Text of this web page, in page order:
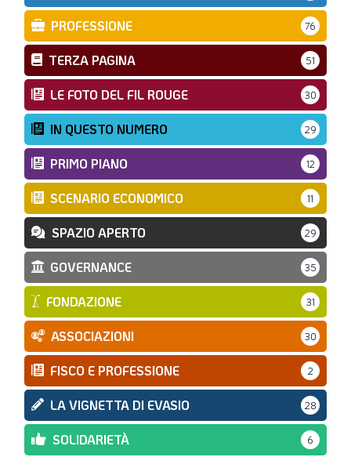
PROFESSIONE 76
TERZA PAGINA 51
LE FOTO DEL FIL ROUGE 30
IN QUESTO NUMERO 29
PRIMO PIANO 12
SCENARIO ECONOMICO 11
SPAZIO APERTO 29
GOVERNANCE 35
FONDAZIONE 31
ASSOCIAZIONI 30
FISCO E PROFESSIONE 2
LA VIGNETTA DI EVASIO 28
SOLIDARIETÀ 6